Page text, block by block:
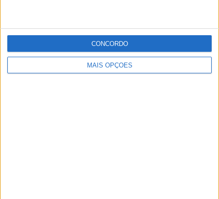
MAIS OPÇÕES
CONCORDO